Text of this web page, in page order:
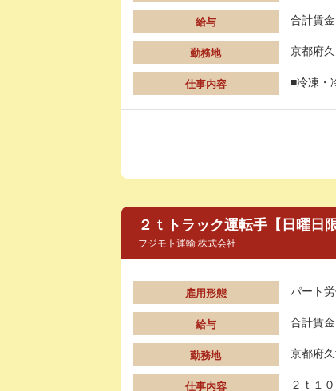
給与 合計賃
勤務地 京都府
仕事内容 ■冷凍・
２ｔトラック運転手【日曜日
フジモト運輸 株式会社
雇用形態 パート
給与 合計賃
勤務地 京都府
仕事内容 ２ｔ１